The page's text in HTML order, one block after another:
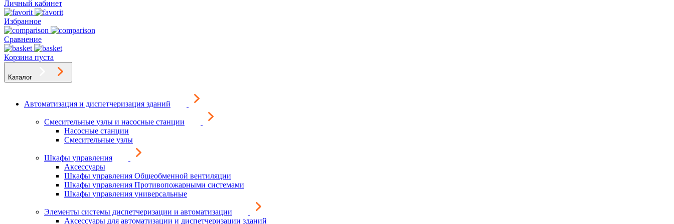
Личный кабинет
Избранное
Сравнение
Корзина пуста
Каталог
Автоматизация и диспетчеризация зданий
Смесительные узлы и насосные станции
Насосные станции
Смесительные узлы
Шкафы управления
Аксессуары
Шкафы управления Общеобменной вентиляции
Шкафы управления Противопожарными системами
Шкафы управления универсальные
Элементы системы диспетчеризации и автоматизации
Аксессуары для автоматизации и диспетчеризации зданий